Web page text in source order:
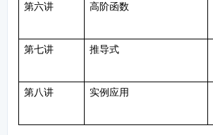
第六讲 高阶函数
第七讲 推导式
第八讲 实例应用